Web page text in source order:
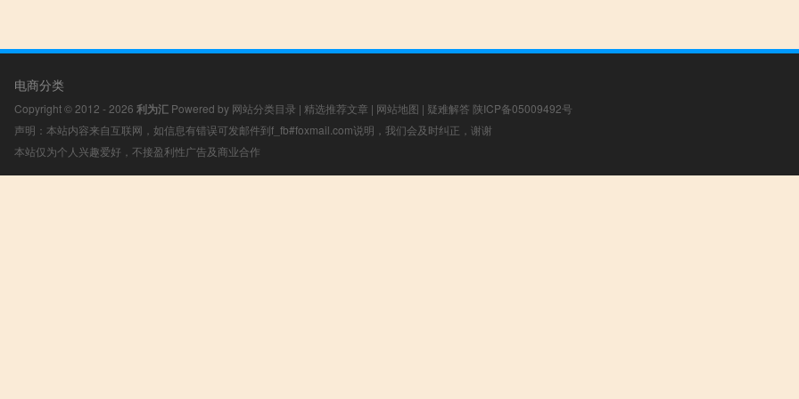
电商分类
Copyright © 2012 - 2026 利为汇 Powered by 网站分类目录 | 精选推荐文章 | 网站地图 | 疑难解答 陕ICP备05009492号
声明：本站内容来自互联网，如信息有错误可发邮件到f_fb#foxmail.com说明，我们会及时纠正，谢谢
本站仅为个人兴趣爱好，不接盈利性广告及商业合作